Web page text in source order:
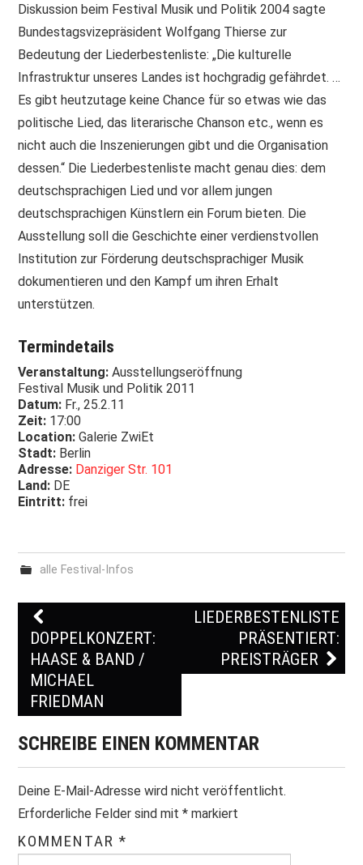
Diskussion beim Festival Musik und Politik 2004 sagte
Bundestagsvizepräsident Wolfgang Thierse zur
Bedeutung der Liederbestenliste: „Die kulturelle
Infrastruktur unseres Landes ist hochgradig gefährdet. …
Es gibt heutzutage keine Chance für so etwas wie das
politische Lied, das literarische Chanson etc., wenn es
nicht auch die Inszenierungen gibt und die Organisation
dessen.“ Die Liederbestenliste macht genau dies: dem
deutschsprachigen Lied und vor allem jungen
deutschsprachigen Künstlern ein Forum bieten. Die
Ausstellung soll die Geschichte einer verdienstvollen
Institution zur Förderung deutschsprachiger Musik
dokumentieren und den Kampf um ihren Erhalt
unterstützen.
Termindetails
Veranstaltung: Ausstellungseröffnung
Festival Musik und Politik 2011
Datum: Fr., 25.2.11
Zeit: 17:00
Location: Galerie ZwiEt
Stadt: Berlin
Adresse: Danziger Str. 101
Land: DE
Eintritt: frei
alle Festival-Infos
Post navigation
DOPPELKONZERT:
HAASE & BAND /
MICHAEL
FRIEDMAN
LIEDERBESTENLISTE
PRÄSENTIERT:
PREISTRÄGER
SCHREIBE EINEN KOMMENTAR
Deine E-Mail-Adresse wird nicht veröffentlicht.
Erforderliche Felder sind mit* markiert
KOMMENTAR*